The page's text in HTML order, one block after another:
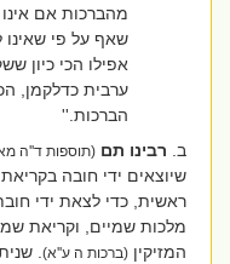
מהברכות אם אינו
שאף על פי שאינו
אפילו הכי כיון
ערבית כדלקמן, הכא
הברכות.''
ב.רבינו תם(תוספות ד''ה
שיוצאים ידי חובה
ראשית, כדי לצאת ידי חובת
מלכות שמיים, וקריאת שמע
המזיקין(ברכות ה ע''א). שנית,